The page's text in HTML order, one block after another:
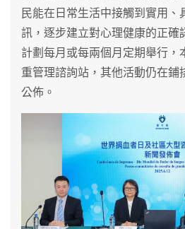
民能在日常生活中接觸到實用、
訊，逐步建立對心理健康的正確
計劃每月或每兩個月定期舉行，
重管理諮詢站，其他活動仍在鋪
公佈。